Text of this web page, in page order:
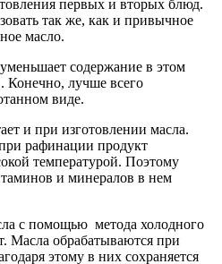
первых и вторых блюд.
так же, как и привычное
масло.
содержание в этом
Конечно, лучше всего
виде.
и при изготовлении масла.
рафинации продукт
температурой. Поэтому
и минералов в нем
с помощью метода холодного
Масла обрабатываются при
этому в них сохраняется